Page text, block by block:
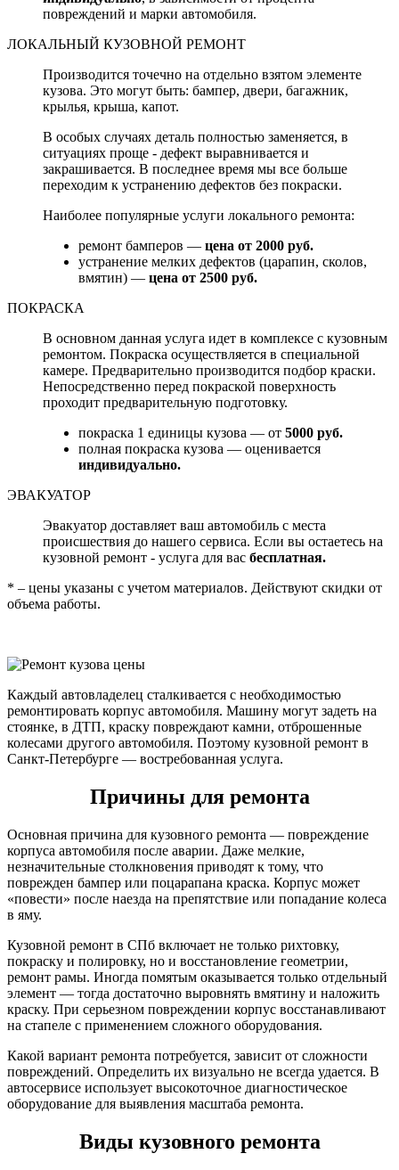
повреждений и марки автомобиля.
ЛОКАЛЬНЫЙ КУЗОВНОЙ РЕМОНТ
Производится точечно на отдельно взятом элементе
кузова. Это могут быть: бампер, двери, багажник,
крылья, крыша, капот.
В особых случаях деталь полностью заменяется, в
ситуациях проще - дефект выравнивается и
закрашивается. В последнее время мы все больше
переходим к устранению дефектов без покраски.
Наиболее популярные услуги локального ремонта:
ремонт бамперов — цена от 2000 руб.
устранение мелких дефектов (царапин, сколов,
вмятин) — цена от 2500 руб.
ПОКРАСКА
В основном данная услуга идет в комплексе с кузовным
ремонтом. Покраска осуществляется в специальной
камере. Предварительно производится подбор краски.
Непосредственно перед покраской поверхность
проходит предварительную подготовку.
покраска 1 единицы кузова — от 5000 руб.
полная покраска кузова — оценивается
индивидуально.
ЭВАКУАТОР
Эвакуатор доставляет ваш автомобиль с места
происшествия до нашего сервиса. Если вы остаетесь на
кузовной ремонт - услуга для вас бесплатная.
* – цены указаны с учетом материалов. Действуют скидки от
объема работы.
Каждый автовладелец сталкивается с необходимостью
ремонтировать корпус автомобиля. Машину могут задеть на
стоянке, в ДТП, краску повреждают камни, отброшенные
колесами другого автомобиля. Поэтому кузовной ремонт в
Санкт-Петербурге — востребованная услуга.
Причины для ремонта
Основная причина для кузовного ремонта — повреждение
корпуса автомобиля после аварии. Даже мелкие,
незначительные столкновения приводят к тому, что
поврежден бампер или поцарапана краска. Корпус может
«повести» после наезда на препятствие или попадание колеса
в яму.
Кузовной ремонт в СПб включает не только рихтовку,
покраску и полировку, но и восстановление геометрии,
ремонт рамы. Иногда помятым оказывается только отдельный
элемент — тогда достаточно выровнять вмятину и наложить
краску. При серьезном повреждении корпус восстанавливают
на стапеле с применением сложного оборудования.
Какой вариант ремонта потребуется, зависит от сложности
повреждений. Определить их визуально не всегда удается. В
автосервисе использует высокоточное диагностическое
оборудование для выявления масштаба ремонта.
Виды кузовного ремонта